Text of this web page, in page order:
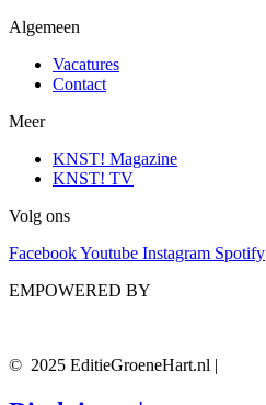
Algemeen
Vacatures
Contact
Meer
KNST! Magazine
KNST! TV
Volg ons
FacebookYoutube Instagram Spotify
EMPOWERED BY
© 2025 EditieGroeneHart.nl |